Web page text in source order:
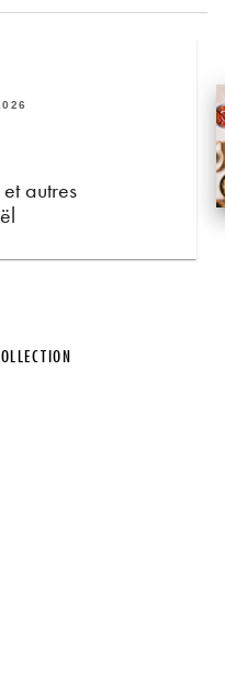
autres